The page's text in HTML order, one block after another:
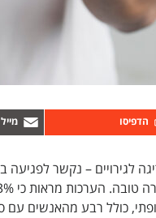
לגירויים – נקשר לפגיעה
כולל רבע מהאנשים עם